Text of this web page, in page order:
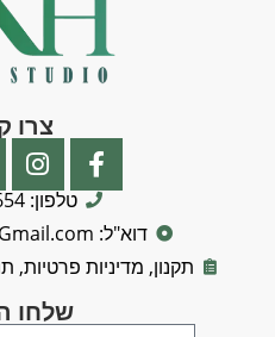
צרו
טלפון: 052-8025654
דוא"ל: RHdesign.Store@Gmail.com
תקנון, מדיניות
שלחו